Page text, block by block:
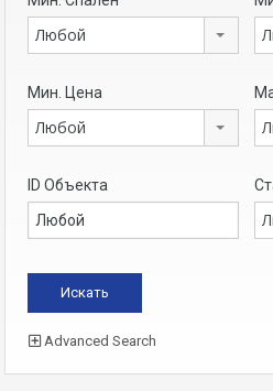
Любой
Мин. Цена
Любой
ID Объекта
Advanced Search